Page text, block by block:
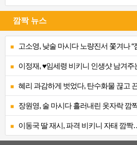
깜짝 뉴스
고소영, 낮술 마시다 노량진서 쫓겨나 “
이정재, ♥임세령 비키니 인생샷 남겨
혜리 과감하게 벗었다, 탄수화물 끊고
장원영, 술 마시다 흘러내린 옷자락 깜
이동국 딸 재시, 파격 비키니 자태 깜